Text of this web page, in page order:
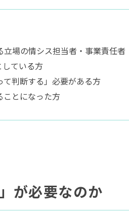
場の情シス担当者・事業責任者
している方
判断する」必要がある方
ことになった方
が必要なのか